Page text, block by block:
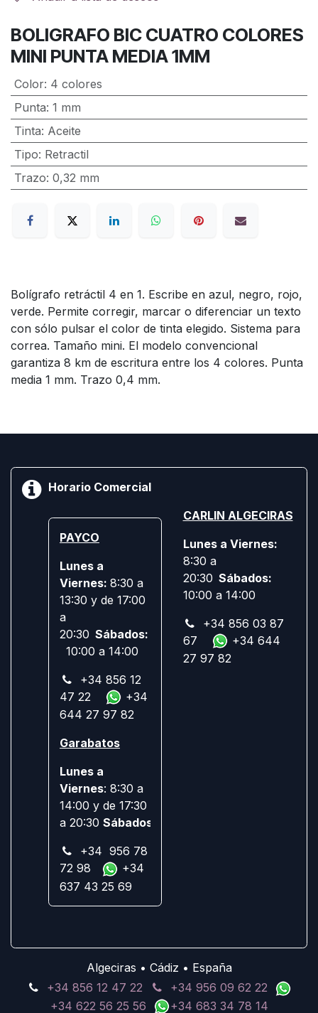
BOLIGRAFO BIC CUATRO COLORES
MINI PUNTA MEDIA 1MM
Color: 4 colores
Punta: 1 mm
Tinta: Aceite
Tipo: Retractil
Trazo: 0,32 mm
Bolígrafo retráctil 4 en 1. Escribe en azul, negro, rojo,
verde. Permite corregir, marcar o diferenciar un texto
con sólo pulsar el color de tinta elegido. Sistema para
correa. Tamaño mini. El modelo convencional
garantiza 8 km de escritura entre los 4 colores. Punta
media 1 mm. Trazo 0,4 mm.
Horario Comercial
PAYCO
Lunes a
Viernes: 8:30 a
13:30 y de 17:00
a
20:30 Sábados:
10:00 a 14:00
+34 856 12
47 22
+34
644 27 97 82
Garabatos
Lunes a
Viernes: 8:30 a
14:00 y de 17:30
a 20:30 Sábados:
+34 956 78
72 98
+34
637 43 25 69
CARLIN ALGECIRAS
Lunes a Viernes:
8:30 a
20:30 Sábados:
10:00 a 14:00
+34 856 03 87
67
+34 644
27 97 82
Algeciras • Cádiz • España
+34 856 12 47 22
+34 956 09 62 22
+34 622 56 25 56
+34 683 34 78 14